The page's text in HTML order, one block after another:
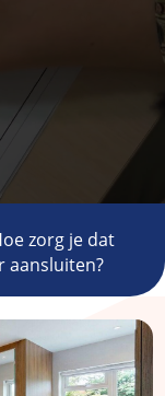
zorg je dat
aansluiten?